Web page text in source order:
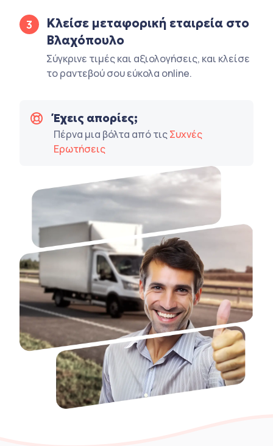
3
Κλείσε μεταφορική εταιρεία στο
Βλαχόπουλο
Σύγκρινε τιμές και αξιολογήσεις, και κλείσε
το ραντεβού σου εύκολα online.
Έχεις απορίες;
Πέρνα μια βόλτα από τιςΣυχνές
Ερωτήσεις